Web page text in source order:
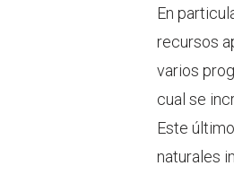
En
recursos
varios
cual se
Este
naturales